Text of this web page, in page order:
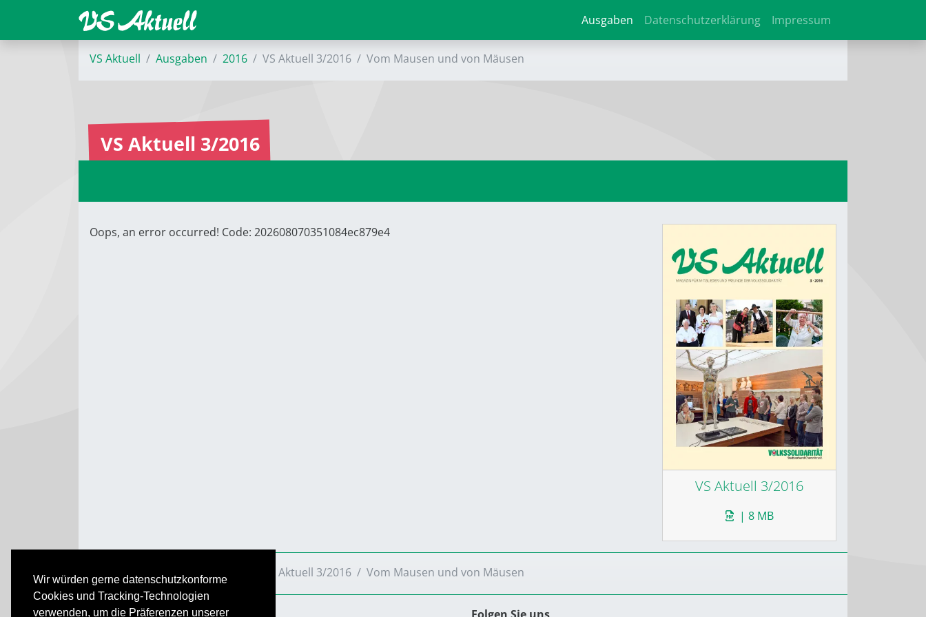
Wir würden gerne datenschutzkonforme
Cookies und Tracking-Technologien
verwenden, um die Präferenzen unserer
Ausgaben Datenschutzerklärung Impressum
VS Aktuell Ausgaben 2016 VS Aktuell 3/2016 Vom Mausen und von Mäusen
VS Aktuell 3/2016
VS Aktuell 3/2016
| 8 MB
Oops, an error occurred! Code: 202608070351084ec879e4
VS Aktuell Ausgaben VS Aktuell 3/2016 Vom Mausen und von Mäusen